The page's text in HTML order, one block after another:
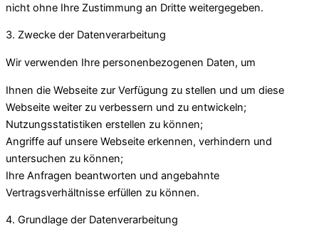
nicht ohne Ihre Zustimmung an Dritte weitergegeben.
3. Zwecke der Datenverarbeitung
Wir verwenden Ihre personenbezogenen Daten, um
Ihnen die Webseite zur Verfügung zu stellen und um diese
Webseite weiter zu verbessern und zu entwickeln;
Nutzungsstatistiken erstellen zu können;
Angriffe auf unsere Webseite erkennen, verhindern und
untersuchen zu können;
Ihre Anfragen beantworten und angebahnte
Vertragsverhältnisse erfüllen zu können.
4. Grundlage der Datenverarbeitung